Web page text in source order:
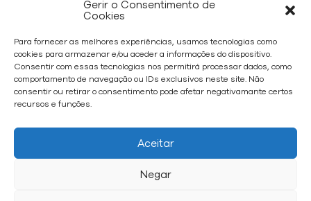
Gerir o Consentimento de
Cookies
Para fornecer as melhores experiências, usamos tecnologias como
cookies para armazenar e/ou aceder a informações do dispositivo.
Consentir com essas tecnologias nos permitirá processar dados, como
comportamento de navegação ou IDs exclusivos neste site. Não
consentir ou retirar o consentimento pode afetar negativamante certos
recursos e funções.
Aceitar
Negar
VOLTAR
Estrada da Circunvalação, 15687 4100 - 183 Porto
fixa nacional
Chamada para rede
móvel nacional
(+351) 911 797
075 **
info@breathe.pt
Reclamações